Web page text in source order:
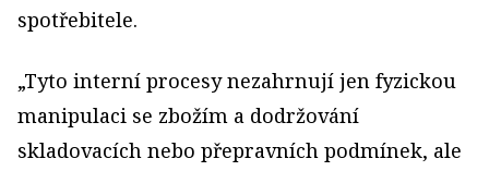
spotřebitele.
„Tyto interní procesy nezahrnují jen fyzickou
manipulaci se zbožím a dodržování
skladovacích nebo přepravních podmínek, ale